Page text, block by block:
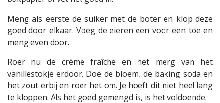
Meng als eerste de suiker met de boter en klop deze
goed door elkaar. Voeg de eieren een voor een toe en
meng even door.
Roer nu de crème fraîche en het merg van het
vanillestokje erdoor. Doe de bloem, de baking soda en
het zout erbij en roer het om. Je hoeft dit niet heel lang
te kloppen. Als het goed gemengd is, is het voldoende.